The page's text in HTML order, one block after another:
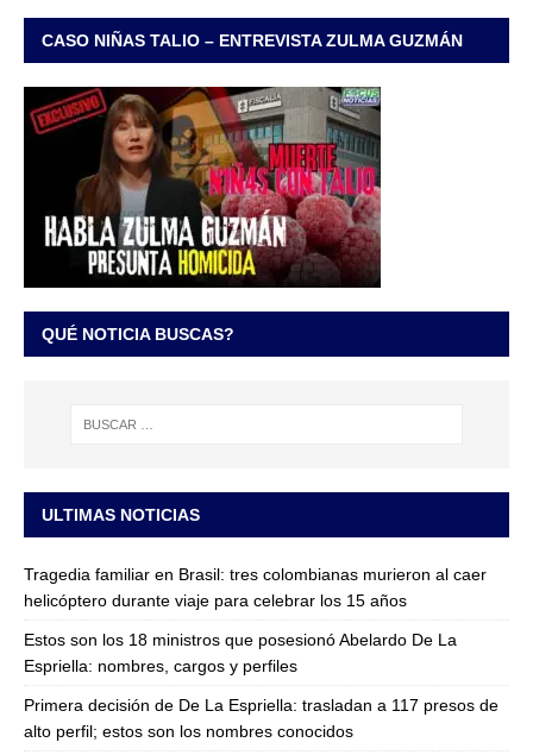
CASO NIÑAS TALIO – ENTREVISTA ZULMA GUZMÁN
QUÉ NOTICIA BUSCAS?
ULTIMAS NOTICIAS
Tragedia familiar en Brasil: tres colombianas murieron al caer
helicóptero durante viaje para celebrar los 15 años
Estos son los 18 ministros que posesionó Abelardo De La
Espriella: nombres, cargos y perfiles
Primera decisión de De La Espriella: trasladan a 117 presos de
alto perfil; estos son los nombres conocidos